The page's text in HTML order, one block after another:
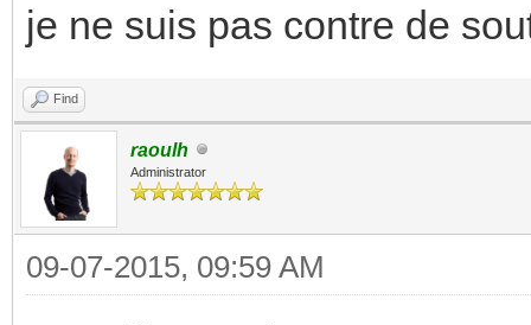
je ne suis pas contre de
Find
raoulh
Administrator
09-07-2015, 09:59 AM